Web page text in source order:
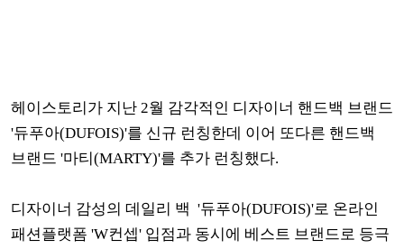
헤이스토리가 지난 2월 감각적인 디자이너 핸드백 브랜드
'듀푸아(DUFOIS)'를 신규 런칭한데 이어 또다른 핸드백
브랜드 '마티(MARTY)'를 추가 런칭했다.
디자이너 감성의 데일리 백 '듀푸아(DUFOIS)'로 온라인
패션플랫폼 'W컨셉' 입점과 동시에 베스트 브랜드로 등극